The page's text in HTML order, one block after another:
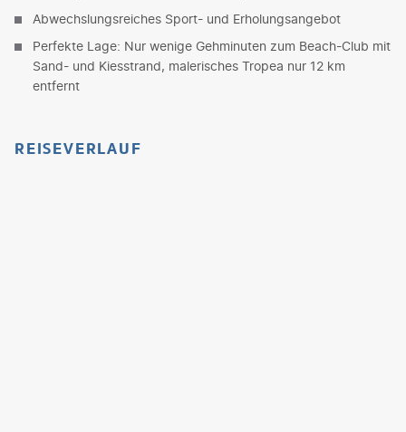
Abwechslungsreiches Sport- und Erholungsangebot
Perfekte Lage: Nur wenige Gehminuten zum Beach-Club mit
Sand- und Kiesstrand, malerisches Tropea nur 12 km
entfernt
REISEVERLAUF